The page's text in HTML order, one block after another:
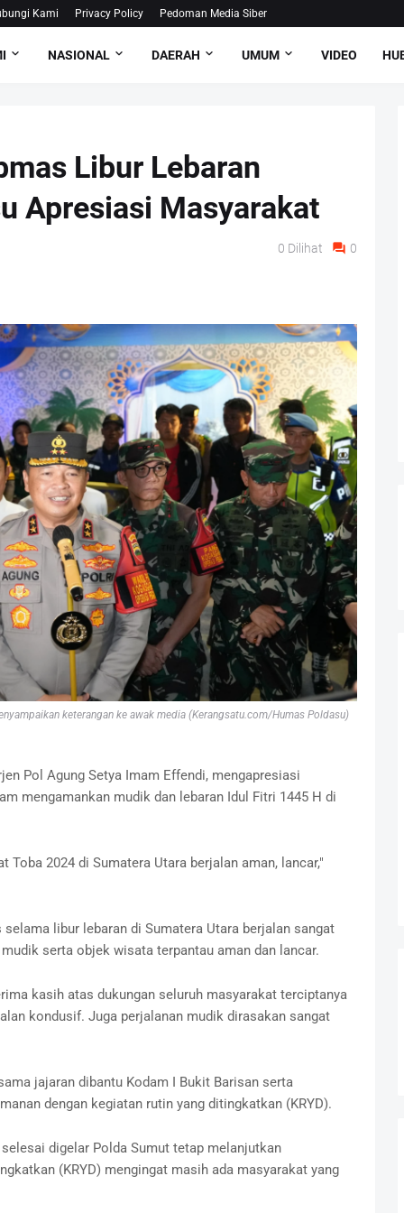
Kami Privacy Policy Pedoman Media Siber
NASIONAL DAERAH UMUM VIDEO
Libur Lebaran
Apresiasi Masyarakat
0 Dilihat 0
keterangan ke awak media (Kerangsatu.com/Humas Poldasu)
Pol Agung Setya Imam Effendi, mengapresiasi
mengamankan mudik dan lebaran Idul Fitri 1445 H di
Toba 2024 di Sumatera Utara berjalan aman, lancar,"
libur lebaran di Sumatera Utara berjalan sangat
serta objek wisata terpantau aman dan lancar.
kasih atas dukungan seluruh masyarakat terciptanya
kondusif. Juga perjalanan mudik dirasakan sangat
jajaran dibantu Kodam I Bukit Barisan serta
dengan kegiatan rutin yang ditingkatkan (KRYD).
digelar Polda Sumut tetap melanjutkan
(KRYD) mengingat masih ada masyarakat yang